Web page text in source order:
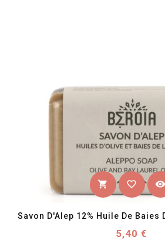
shopping_cart favorite_border visibility
Savon D'Alep 12% Huile De Baies
Prix
5,40 €